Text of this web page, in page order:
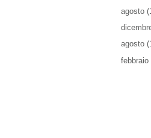
agosto
agosto
febbraio